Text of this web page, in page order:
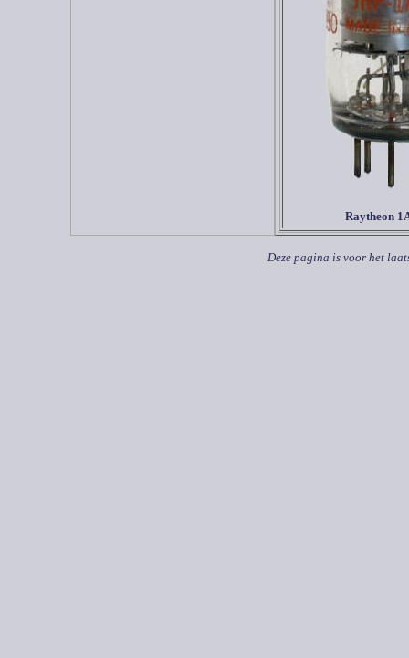
Raytheon
Deze pagina is voor het